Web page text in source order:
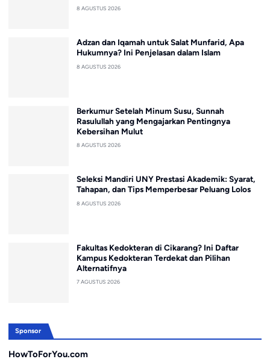
8 AGUSTUS 2026
Adzan dan Iqamah untuk Salat Munfarid, Apa
Hukumnya? Ini Penjelasan dalam Islam
8 AGUSTUS 2026
Berkumur Setelah Minum Susu, Sunnah
Rasulullah yang Mengajarkan Pentingnya
Kebersihan Mulut
8 AGUSTUS 2026
Seleksi Mandiri UNY Prestasi Akademik: Syarat,
Tahapan, dan Tips Memperbesar Peluang Lolos
8 AGUSTUS 2026
Fakultas Kedokteran di Cikarang? Ini Daftar
Kampus Kedokteran Terdekat dan Pilihan
Alternatifnya
7 AGUSTUS 2026
Sponsor
HowToForYou.com